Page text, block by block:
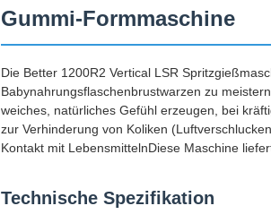
Gummi-Formmaschine
Die Better 1200R2 Vertical LSR
Babynahrungsflaschenbrustwarzen zu
weiches, natürliches Gefühl erzeugen, bei
zur Verhinderung von Koliken
Kontakt mit LebensmittelnDiese Maschine
Technische Spezifikation